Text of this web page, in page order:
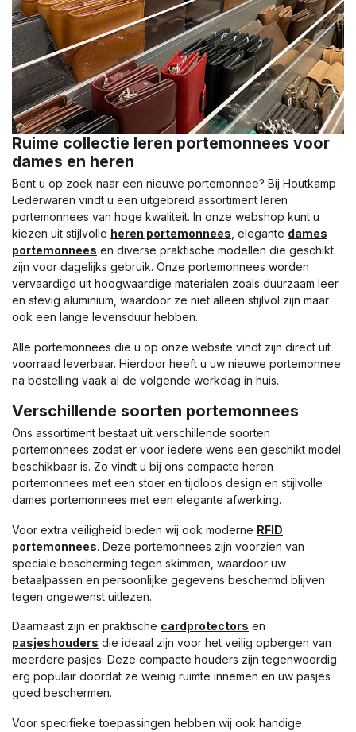
Ruime collectie leren portemonnees voor
dames en heren
Bent u op zoek naar een nieuwe portemonnee? Bij Houtkamp
Lederwaren vindt u een uitgebreid assortiment leren
portemonnees van hoge kwaliteit. In onze webshop kunt u
kiezen uit stijlvolle heren portemonnees , elegante dames
portemonnees en diverse praktische modellen die geschikt
zijn voor dagelijks gebruik. Onze portemonnees worden
vervaardigd uit hoogwaardige materialen zoals duurzaam leer
en stevig aluminium, waardoor ze niet alleen stijlvol zijn maar
ook een lange levensduur hebben.
Alle portemonnees die u op onze website vindt zijn direct uit
voorraad leverbaar. Hierdoor heeft u uw nieuwe portemonnee
na bestelling vaak al de volgende werkdag in huis.
Verschillende soorten portemonnees
Ons assortiment bestaat uit verschillende soorten
portemonnees zodat er voor iedere wens een geschikt model
beschikbaar is. Zo vindt u bij ons compacte heren
portemonnees met een stoer en tijdloos design en stijlvolle
dames portemonnees met een elegante afwerking.
Voor extra veiligheid bieden wij ook moderne RFID
portemonnees. Deze portemonnees zijn voorzien van
speciale bescherming tegen skimmen, waardoor uw
betaalpassen en persoonlijke gegevens beschermd blijven
tegen ongewenst uitlezen.
Daarnaast zijn er praktische cardprotectors en
pasjeshouders die ideaal zijn voor het veilig opbergen van
meerdere pasjes. Deze compacte houders zijn tegenwoordig
erg populair doordat ze weinig ruimte innemen en uw pasjes
goed beschermen.
Voor specifieke toepassingen hebben wij ook handige